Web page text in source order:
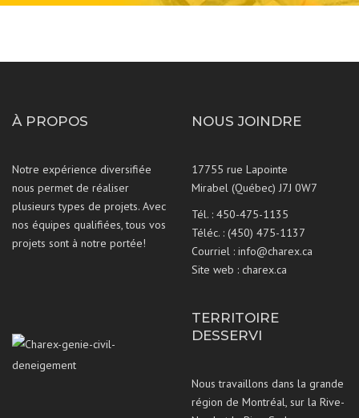
À PROPOS
Notre expérience diversifiée
nous permet de réaliser
plusieurs types de projets. Avec
nos équipes qualifiées, tous vos
projets sont à notre portée!
NOUS JOINDRE
17755 rue Lapointe
Mirabel (Québec) J7J 0W7
Tél. : 450-475-1135
Téléc. : (450) 475-1137
Courriel : info@charex.ca
Site web : charex.ca
TERRITOIRE
DESSERVI
Nous travaillons dans la grande
région de Montréal, sur la Rive-